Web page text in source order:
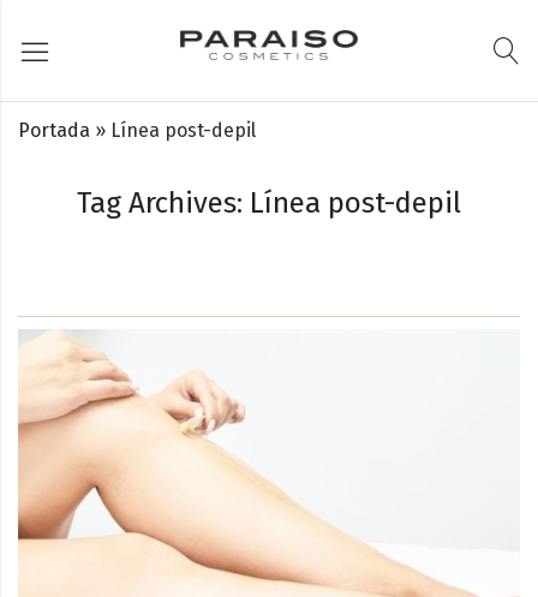
Tag Archives: Línea post-depil
Portada » Línea post-depil